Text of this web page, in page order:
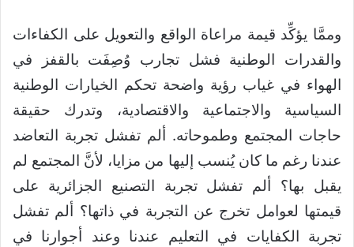
وممَّا يؤكِّد قيمة مراعاة الواقع والتعويل على الكفاءات
والقدرات الوطنية فشل تجارب وُصِفَت بالقفز في
الهواء في غياب رؤية واضحة تحكم الخيارات الوطنية
السياسية والاجتماعية والاقتصادية، وتدرك حقيقة
حاجات المجتمع وطموحاته. ألم تفشل تجربة التعاضد
عندنا رغم ما كان يُنسب إليها من مزايا، لأنَّ المجتمع لم
يقبل بها؟ ألم تفشل تجربة التصنيع الجزائرية على
قيمتها لعوامل تخرج عن التجربة في ذاتها؟ ألم تفشل
تجربة الكفايات في التعليم عندنا وعند أجوارنا في